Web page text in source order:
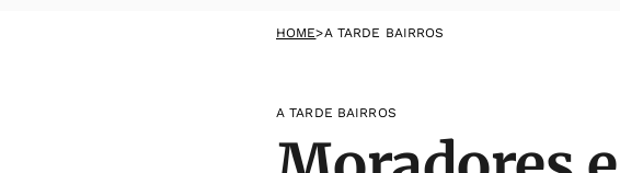
HOME>A TARDE BAIRROS
A TARDE BAIRROS